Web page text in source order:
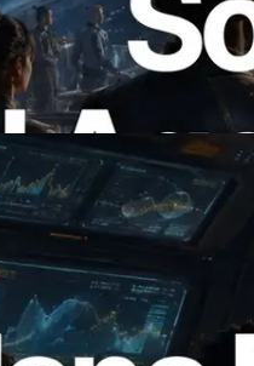
에 온디맨드로 결